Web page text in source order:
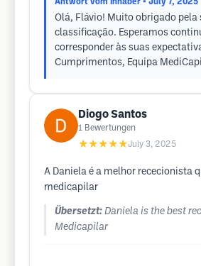
Antwort vom Inhaber • July 7, 2025
Olá, Flávio! Muito obrigado pela
classificação. Esperamos
corresponder às suas
Cumprimentos, Equipa
Diogo Santos
1 Bewertungen
★★★★★July 3, 2025
A Daniela é a melhor rececionista
medicapilar
Übersetzt: Daniela is the best
Medicapilar